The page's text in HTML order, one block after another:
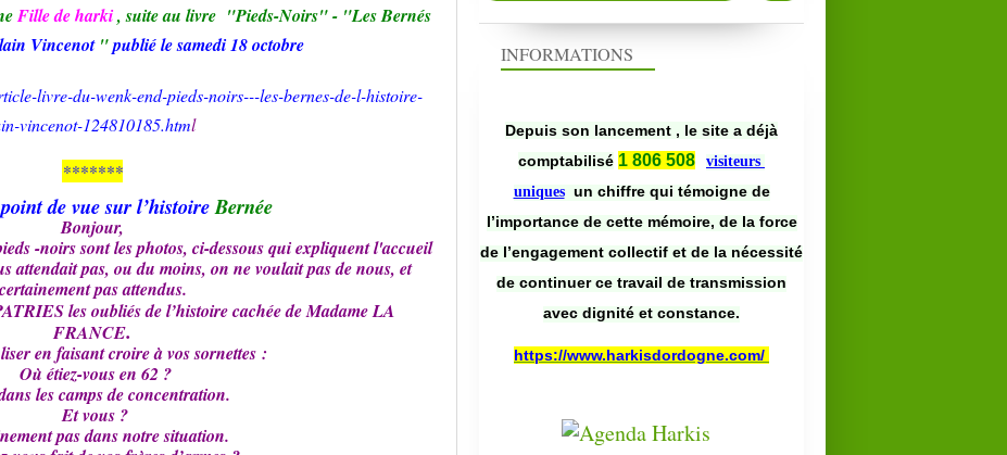
Fille de harki,suite au livre "Pieds-Noirs" - "Les Bernés
Vincenot "publié le samedi 18 octobre
livre-du-wenk-end-pieds-noirs---les-bernes-de-l-histoire-
vincenot-124810185.html
*******
de vue sur l’histoireBernée
Bonjour,
-noirs sont les photos, ci-dessous qui expliquent l'accueil
attendait pas, ou du moins, on ne voulait pas de nous, et
certainement pas attendus.
les oubliés de l’histoire cachée de Madame LA
FRANCE.
en faisant croire à vos sornettes :
Où étiez-vous en 62 ?
les camps de concentration.
Et vous ?
pas dans notre situation.
INFORMATIONS
Depuis son lancement , le site a déjà
comptabilisé 1 806 508
visiteurs
uniques un chiffre qui témoigne de
l’importance de cette mémoire, de la force
de l’engagement collectif et de la nécessité
de continuer ce travail de transmission
avec dignité et constance.
https://www.harkisdordogne.com/